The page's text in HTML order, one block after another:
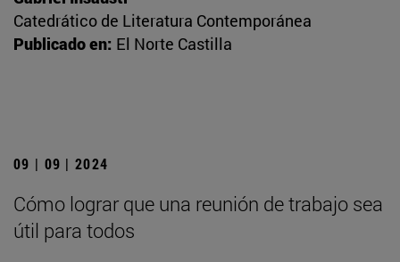
Catedrático de Literatura Contemporánea
Publicado en: El Norte Castilla
09 | 09 | 2024
Cómo lograr que una reunión de trabajo sea
útil para todos